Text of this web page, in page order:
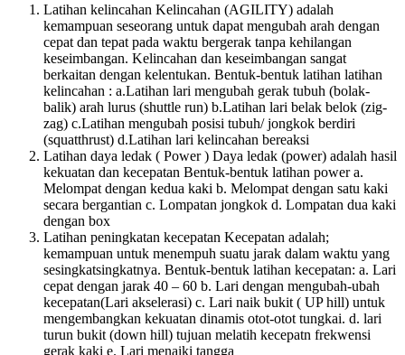
Latihan kelincahan Kelincahan (AGILITY) adalah
kemampuan seseorang untuk dapat mengubah arah dengan
cepat dan tepat pada waktu bergerak tanpa kehilangan
keseimbangan. Kelincahan dan keseimbangan sangat
berkaitan dengan kelentukan. Bentuk-bentuk latihan latihan
kelincahan : a.Latihan lari mengubah gerak tubuh (bolak-
balik) arah lurus (shuttle run) b.Latihan lari belak belok (zig-
zag) c.Latihan mengubah posisi tubuh/ jongkok berdiri
(squatthrust) d.Latihan lari kelincahan bereaksi
Latihan daya ledak ( Power ) Daya ledak (power) adalah hasil
kekuatan dan kecepatan Bentuk-bentuk latihan power a.
Melompat dengan kedua kaki b. Melompat dengan satu kaki
secara bergantian c. Lompatan jongkok d. Lompatan dua kaki
dengan box
Latihan peningkatan kecepatan Kecepatan adalah;
kemampuan untuk menempuh suatu jarak dalam waktu yang
sesingkatsingkatnya. Bentuk-bentuk latihan kecepatan: a. Lari
cepat dengan jarak 40 – 60 b. Lari dengan mengubah-ubah
kecepatan(Lari akselerasi) c. Lari naik bukit ( UP hill) untuk
mengembangkan kekuatan dinamis otot-otot tungkai. d. lari
turun bukit (down hill) tujuan melatih kecepatn frekwensi
gerak kaki e. Lari menaiki tangga